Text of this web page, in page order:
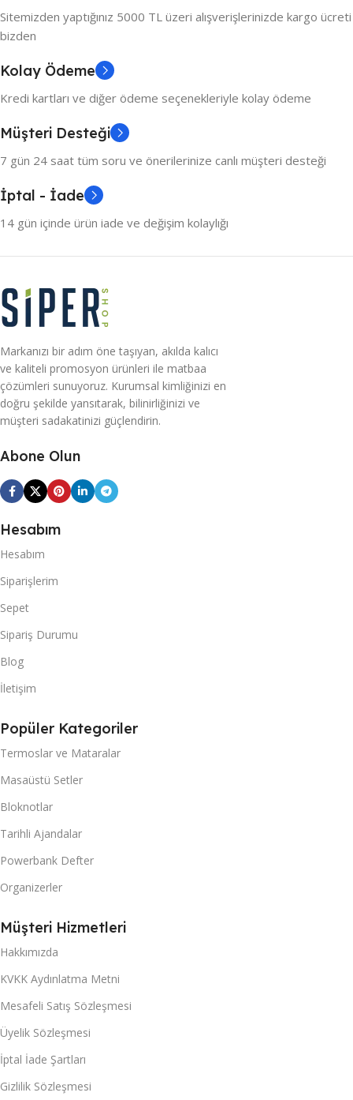
Sitemizden yaptığınız 5000 TL üzeri alışverişlerinizde kargo ücreti
bizden
Kolay Ödeme
Kredi kartları ve diğer ödeme seçenekleriyle kolay ödeme
Müşteri Desteği
7 gün 24 saat tüm soru ve önerilerinize canlı müşteri desteği
İptal - İade
14 gün içinde ürün iade ve değişim kolaylığı
Markanızı bir adım öne taşıyan, akılda kalıcı
ve kaliteli promosyon ürünleri ile matbaa
çözümleri sunuyoruz. Kurumsal kimliğinizi en
doğru şekilde yansıtarak, bilinirliğinizi ve
müşteri sadakatinizi güçlendirin.
Abone Olun
Hesabım
Hesabım
Siparişlerim
Sepet
Sipariş Durumu
Blog
İletişim
Popüler Kategoriler
Termoslar ve Mataralar
Masaüstü Setler
Bloknotlar
Tarihli Ajandalar
Powerbank Defter
Organizerler
Müşteri Hizmetleri
Hakkımızda
KVKK Aydınlatma Metni
Mesafeli Satış Sözleşmesi
Üyelik Sözleşmesi
İptal İade Şartları
Gizlilik Sözleşmesi